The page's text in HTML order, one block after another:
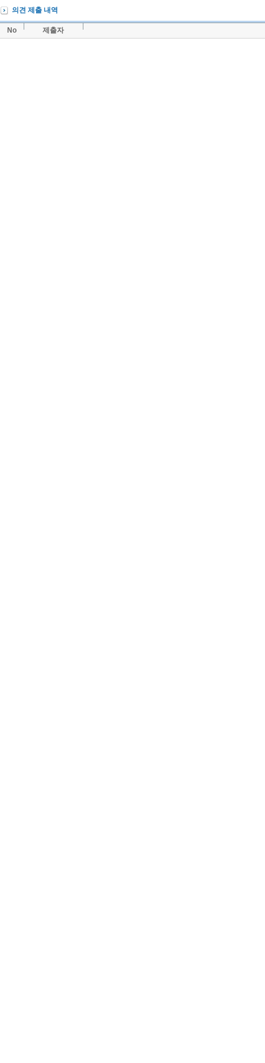
의견 제출 내역
No 제출자